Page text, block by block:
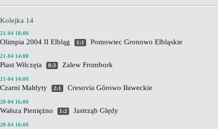
Kolejka 14
21-04 18:00
Olimpia 2004 II Elbląg 1:1 Pomowiec Gronowo Elbląskie
21-04 14:00
Piast Wilczęta 0:3 Zalew Frombork
21-04 14:00
Czarni Małdyty 2:1 Cresovia Górowo Iławeckie
20-04 16:00
Wałsza Pieniężno 1:2 Jastrząb Ględy
20-04 16:00